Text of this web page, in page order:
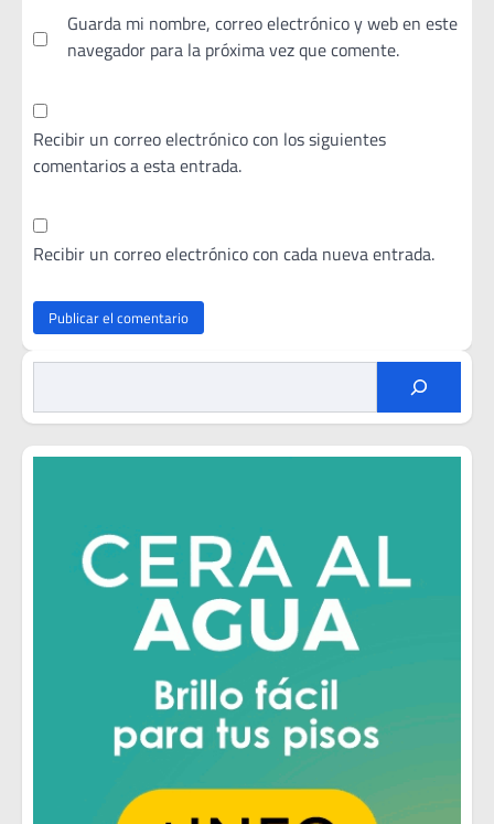
Guarda mi nombre, correo electrónico y web en este
navegador para la próxima vez que comente.
Recibir un correo electrónico con los siguientes
comentarios a esta entrada.
Recibir un correo electrónico con cada nueva entrada.